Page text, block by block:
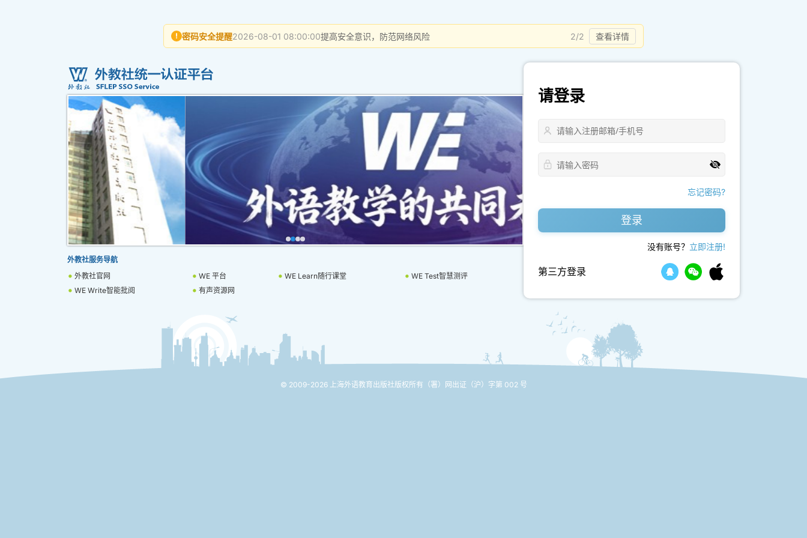
! 密码安全提醒2026-08-01 08:00:00提高安全意识，防范网络风险 2/2 查看详情
外教社服务导航
外教社官网
WE 平台 WE Learn随行课堂
WE Test智慧测评
WE Write智能批阅
有声资源网
请登录
忘记密码?
登录
没有账号？ 立即注册!
第三方登录
© 2009-2026 上海外语教育出版社版权所有 （署）网出证（沪）字第 002 号